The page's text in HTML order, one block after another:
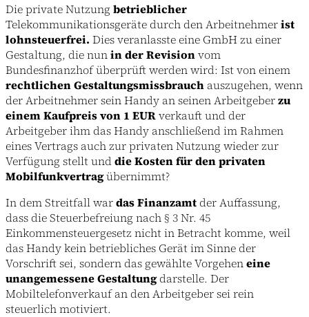
Die private Nutzungbetrieblicher
Telekommunikationsgeräte durch den Arbeitnehmerist
lohnsteuerfrei. Dies veranlasste eine GmbH zu einer
Gestaltung, die nunin der Revisionvom
Bundesfinanzhof überprüft werden wird: Ist von einem
rechtlichen Gestaltungsmissbrauch auszugehen, wenn
der Arbeitnehmer sein Handy an seinen Arbeitgeberzu
einem Kaufpreis von 1 EURverkauft und der
Arbeitgeber ihm das Handy anschließend im Rahmen
eines Vertrags auch zur privaten Nutzung wieder zur
Verfügung stellt unddie Kosten für den privaten
Mobilfunkvertragübernimmt?
In dem Streitfall wardas Finanzamt der Auffassung,
dass die Steuerbefreiung nach § 3 Nr. 45
Einkommensteuergesetz nicht in Betracht komme, weil
das Handy kein betriebliches Gerät im Sinne der
Vorschrift sei, sondern das gewählte Vorgeheneine
unangemessene Gestaltungdarstelle. Der
Mobiltelefonverkauf an den Arbeitgeber sei rein
steuerlich motiviert.